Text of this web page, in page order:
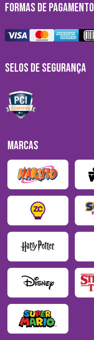
FORMAS DE PAGAMENTO
SELOS DE SEGURANÇA
MARCAS